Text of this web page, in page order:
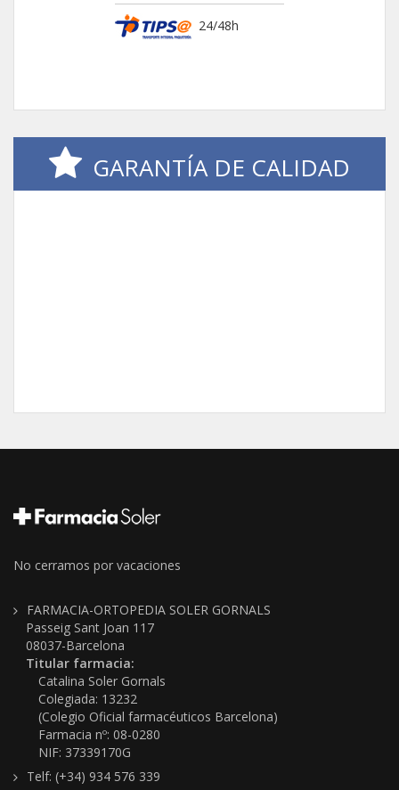
24/48h
GARANTÍA DE CALIDAD
No cerramos por vacaciones
FARMACIA-ORTOPEDIA SOLER GORNALS
Passeig Sant Joan 117
08037-Barcelona
Titular farmacia:
Catalina Soler Gornals
Colegiada: 13232
(Colegio Oficial farmacéuticos Barcelona)
Farmacia nº: 08-0280
NIF: 37339170G
Telf: (+34) 934 576 339